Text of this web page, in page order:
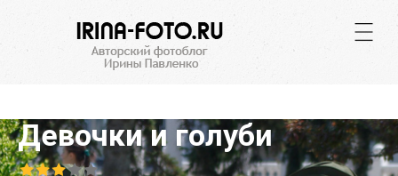
.
Девочки и голуби